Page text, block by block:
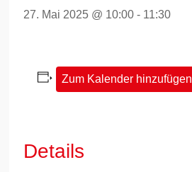
27. Mai 2025 @ 10:00 - 11:30
Zum Kalender hinzufügen
Details